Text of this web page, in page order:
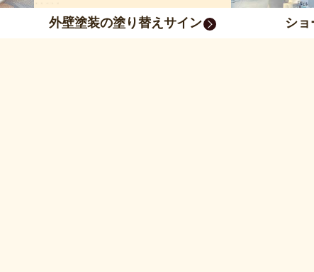
外壁塗装の塗り替えサイン ショ